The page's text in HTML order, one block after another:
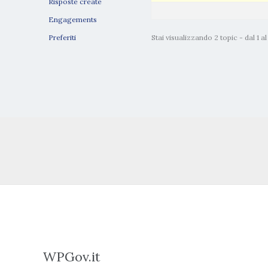
Engagements
Preferiti
Stai visualizzando 2 topic - dal 1
WPGov.it